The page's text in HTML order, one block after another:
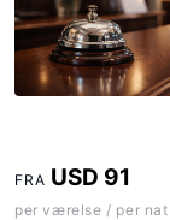
FRA USD 91
per værelse / per nat